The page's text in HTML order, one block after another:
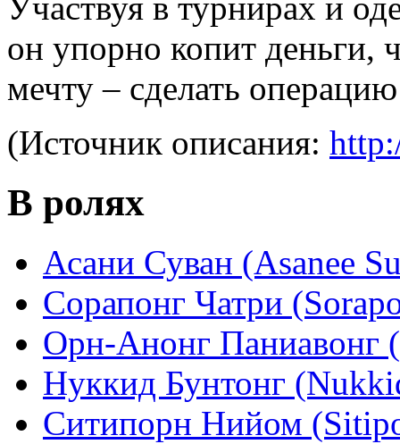
Участвуя в турнирах и
он упорно копит деньги,
мечту – сделать
(Источник описания:
В ролях
Асани Суван (Asanee
Сорапонг Чатри
Орн-Анонг Паниавонг
Нуккид Бунтонг
Ситипорн Нийом